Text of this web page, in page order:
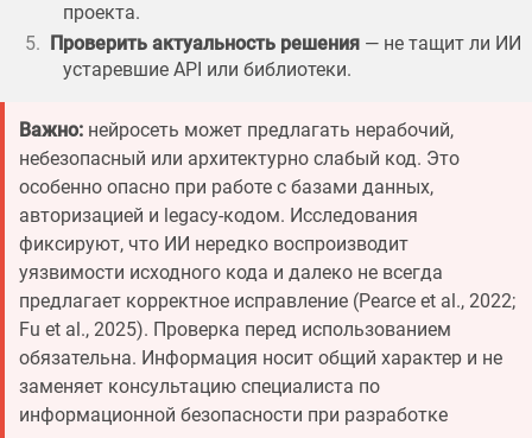
проекта.
Проверить актуальность решения— не тащит ли ИИ
устаревшие API или библиотеки.
Важно: нейросеть может предлагать нерабочий,
небезопасный или архитектурно слабый код. Это
особенно опасно при работе с базами данных,
авторизацией и legacy-кодом. Исследования
фиксируют, что ИИ нередко воспроизводит
уязвимости исходного кода и далеко не всегда
предлагает корректное исправление (Pearce et al., 2022;
Fu et al., 2025). Проверка перед использованием
обязательна. Информация носит общий характер и не
заменяет консультацию специалиста по
информационной безопасности при разработке